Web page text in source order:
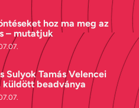
hoz ma meg az
– mutatjuk
Sulyok Tamás Velencei
küldött beadványa